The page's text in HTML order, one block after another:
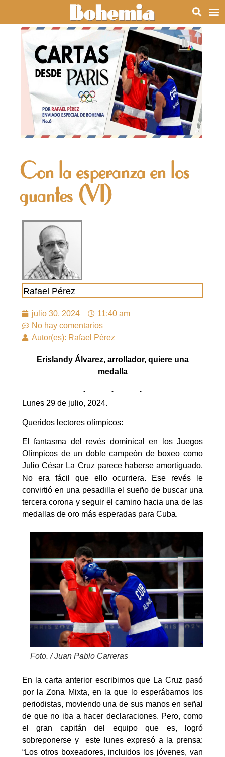
Con la esperanza en los
guantes (VI)
Rafael Pérez
julio 30, 2024
11:40 am
No hay comentarios
Autor(es): Rafael Pérez
Erislandy Álvarez, arrollador, quiere una
medalla
Lunes 29 de julio, 2024.
Queridos lectores olímpicos:
El fantasma del revés dominical en los Juegos
Olímpicos de un doble campeón de boxeo como
Julio César La Cruz parece haberse amortiguado.
No era fácil que ello ocurriera. Ese revés le
convirtió en una pesadilla el sueño de buscar una
tercera corona y seguir el camino hacia una de las
medallas de oro más esperadas para Cuba.
Foto. / Juan Pablo Carreras
En la carta anterior escribimos que La Cruz pasó
por la Zona Mixta, en la que lo esperábamos los
periodistas, moviendo una de sus manos en señal
de que no iba a hacer declaraciones. Pero, como
el gran capitán del equipo que es, logró
sobreponerse y este lunes expresó a la prensa:
“Los otros boxeadores, incluidos los jóvenes, van